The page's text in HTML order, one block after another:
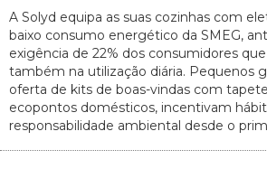
A Solyd equipa as suas cozinhas com
baixo consumo energético da SMEG,
exigência de 22% dos consumidores
também na utilização diária. Pequenos
oferta de kits de boas-vindas com
ecopontos domésticos, incentivam
responsabilidade ambiental desde o